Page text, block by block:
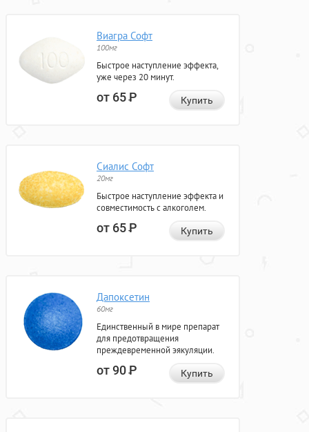
Виагра Софт
100мг
Быстрое наступление эффекта,
уже через 20 минут.
от 65Р Купить
Сиалис Софт
20мг
Быстрое наступление эффекта и
совместимость с алкоголем.
от 65Р Купить
Дапоксетин
60мг
Единственный в мире препарат
для предотвращения
преждевременной эякуляции.
от 90Р Купить